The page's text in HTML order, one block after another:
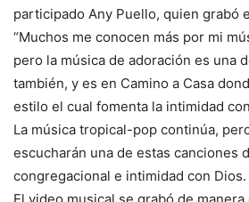
participado Any Puello, quien grabó
“Muchos me conocen más por mi
pero la música de adoración es una
también, y es en Camino a Casa
estilo el cual fomenta la intimidad
La música tropical-pop continúa,
escucharán una de estas canciones
congregacional e intimidad con Dios.